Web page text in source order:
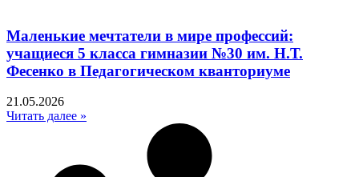
Маленькие мечтатели в мире профессий:
учащиеся 5 класса гимназии №30 им. Н.Т.
Фесенко в Педагогическом кванториуме
21.05.2026
Читать далее »